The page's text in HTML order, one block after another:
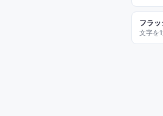
フラ
文字を